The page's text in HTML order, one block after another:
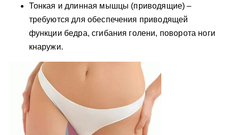
Тонкая и длинная мышцы (приводящие) –
требуются для обеспечения приводящей
функции бедра, сгибания голени, поворота ноги
кнаружи.